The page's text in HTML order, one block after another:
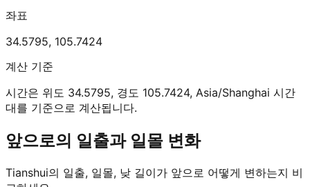
좌표
34.5795, 105.7424
계산 기준
시간은 위도 34.5795, 경도 105.7424, Asia/Shanghai 시간
대를 기준으로 계산됩니다.
앞으로의 일출과 일몰 변화
Tianshui의 일출, 일몰, 낮 길이가 앞으로 어떻게 변하는지 비